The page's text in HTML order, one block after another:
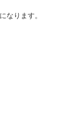
なります。